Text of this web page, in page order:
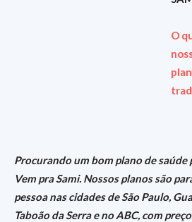
O
Procurando um bom plano de saúde
Vem pra Sami. Nossos planos são
pessoa nas cidades de São Paulo,
Taboão da Serra e no ABC, com